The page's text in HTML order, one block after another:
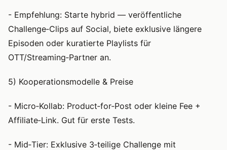
- Empfehlung: Starte hybrid — veröffentliche
Challenge‑Clips auf Social, biete exklusive längere
Episoden oder kuratierte Playlists für
OTT/Streaming‑Partner an.
5) Kooperationsmodelle & Preise
- Micro‑Kollab: Product‑for‑Post oder kleine Fee +
Affiliate‑Link. Gut für erste Tests.
- Mid‑Tier: Exklusive 3‑teilige Challenge mit